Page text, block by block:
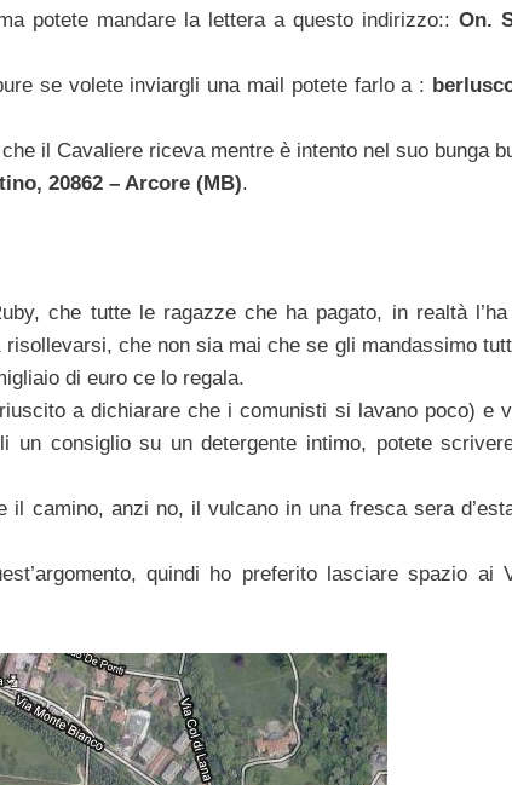
potete mandare la lettera a questo indirizzo:: On.
se volete inviargli una mail potete farlo a :
il Cavaliere riceva mentre è intento nel suo bunga
20862 – Arcore (MB).
che tutte le ragazze che ha pagato, in realtà
che non sia mai che se gli mandassimo
di euro ce lo regala.
a dichiarare che i comunisti si lavano poco) e
consiglio su un detergente intimo, potete
camino, anzi no, il vulcano in una fresca sera
quindi ho preferito lasciare spazio ai